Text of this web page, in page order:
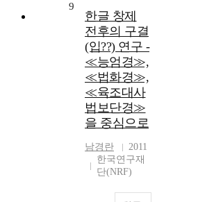
9
한글 창제
전후의 구결
(입??) 연구 -
≪능엄경≫,
≪법화경≫,
≪육조대사
법보단경≫
을 중심으로
남경란
2011
한국연구재
단(NRF)